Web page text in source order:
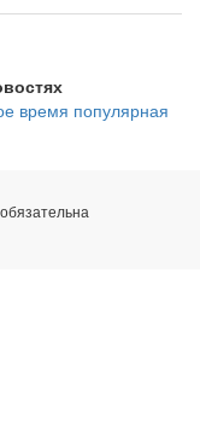
время популярная